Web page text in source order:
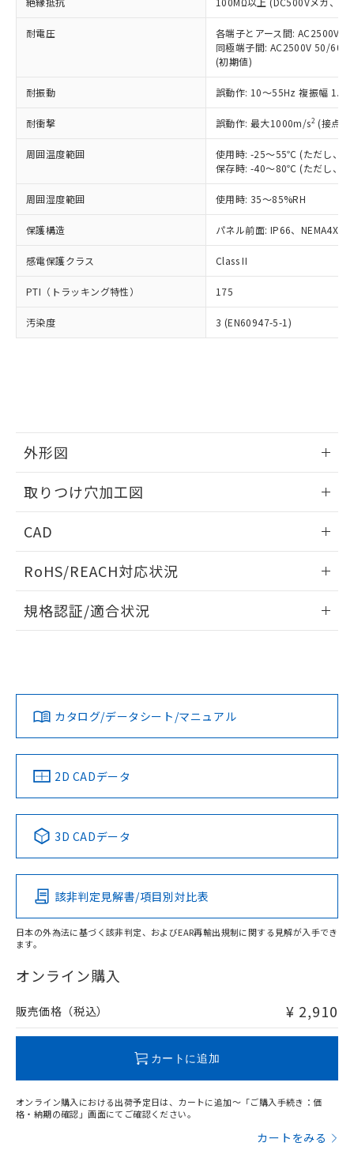
耐電圧
各端子とアース間: AC2500V
同極端子間: AC2500V 50/
(初期値)
耐振動 誤動作: 10～55Hz 複振幅
耐衝撃 誤動作: 最大1000m/s2 (接点
周囲温度範囲
使用時: -25～55℃ (ただし、氷
保存時: -40～80℃ (ただし、氷
周囲湿度範囲 使用時: 35～85%RH
保護構造 パネル前面: IP66、NEMA4X,
感電保護クラス Class II
PTI（トラッキング特性） 175
汚染度 3 (EN60947-5-1)
外形図
取りつけ穴加工図
CAD
ドすることができます。
ログイン/会員登録
ダウンロードデータをご利用いただく前に、以下を必ずお読
みください。
ソフトウェアの使用条件
RoHS/REACH対応状況
EU RoHS 注意事項・凡例
対応済み
中国 RoHS 注意事項・凡例
Pb Hg Cd Cr(VI)
O
在庫等で未対応品が混在する可能性があります。
問い合わせください。
規格認証/適合状況
LR型式承認
（イギリス
船舶規格）
DNV型式承認
（ノルウェー
BV型式承認
（フランス
KR型式
（韓国
No No No No
この製品の規格認証/適合状況ページへ
その他の認証はこちらのページからご検索ください
カタログ/データシート/マニュアル
2D CADデータ
3D CADデータ
該非判定見解書/項目別対比表
日本の外為法に基づく該非判定、およびEAR再輸出規制に関する見解が入手でき
ます。
オンライン購入
販売価格（税込） ¥ 2,910
カートに追加
オンライン購入における出荷予定日は、カートに追加～「ご購入手続き：価
格・納期の確認」画面にてご確認ください。
カートをみる
準価格とは異なる場合があることをご
正式な納期状況および標準価格はお客
様のお取引先、またはお客様担当のオ
オムロン制御機器販売店や当社販売拠
販売ネットワーク
」をご確認
在庫状況および標準価格結果を当社の
事前の承諾なく第三者に漏洩または開
示しないようお願いします。
マイパーツ機能（部品リスト作成サー
ビス）をご利用いただくには、I-Web
メンバーズにご登録されている必要が
あります。
登録された部品リストについて、当社
および当社の共同利用者が、当社の製
品・サービスに関するお客様との取
指します。
六価クロム(Cr(Ⅵ)) 1000ppm以下、ポリ臭化ビフェニル
(PBDE) 1000ppm以下、フタル酸ビス(2-エチルヘキシ
ル) (DEHP)(別名：DOP) 1000ppm以下、フタル酸ブチ
ルベンジル（BBP） 1000ppm以下、フタル酸ジブチル
（DBP） 1000ppm以下、フタル酸ジイソブチル
但し、RoHS指令で産業用監視および制御機器に対する
フタル酸エステル類の４物質については閾値を超える意
図的な使用がないことを確認しています。
部品在庫の切り替え状況などにより、予定
月が前後することがあります。
※3 非含有証明書ダウンロード
下記の非含有証明書をダウンロードするこ
とができます。
また、RoHS指令のフタル酸エステル類４
物質の対応では、対応完了までの期間は出
荷製品に未対応品が混在することから備考
欄に対応日を記載しておりました。
す。
Cr(Ⅵ)(六価クロム) : 1000ppm、 PBBs(ポリ臭化ビフェ
ニル類) : 1000ppm、 PBDEs(ポリ臭化ジフェニルエーテ
DBP(フタル酸ジブチル) : 1000ppm、 DIBP(フタル酸ジ
DEHP(フタル酸ビス(2-エチルヘキシル)) : 1000ppm
「ｅ」：有害物質（10物質）のすべてが基
準値以下であることを示します。
「10」：通常の使用状況下において有害物
質が外部に漏えいし、環境に深刻な影響を
及ぼさない年数を意味します。
「－」：未確認です。当社販売部門へお問
可)を取得するなどの必要な手続きを
当社は規制貨物を破棄する場合は、完
全に破砕するなど、違法に輸出されな
いよう必要な手段を講じます。
当社は貴社製品を、核兵器、ミサイ
ル、化学兵器、生物兵器またはその他
武器並びにこれらの製造装置等に一切
当社は、貴社製品を第三者に販売する
場合は、上記1、2および3の内容を当
該第三者に通知します。また当社は、
販売先および販売に係わる関係者が違
法に輸出するおそれがある場合は、取
り引きをいたしません。
一定数以上の在庫あり
一定数には満たないが在庫あり
いては、お客様のお取引先、ま
たはお客様担当のオムロン制御
機器販売店・当社販売員にご確
受注生産機種、また在庫状況の
情報を公開していない機種